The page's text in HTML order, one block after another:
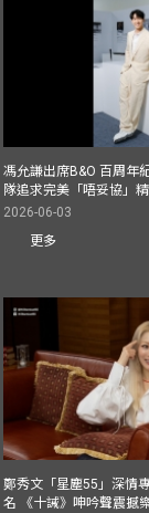
馮允謙出席B&O 百周年
隊追求完美「唔妥協」
2026-06-03
更多
鄭秀文「星塵55」深情
名 《十誡》呻吟聲震撼